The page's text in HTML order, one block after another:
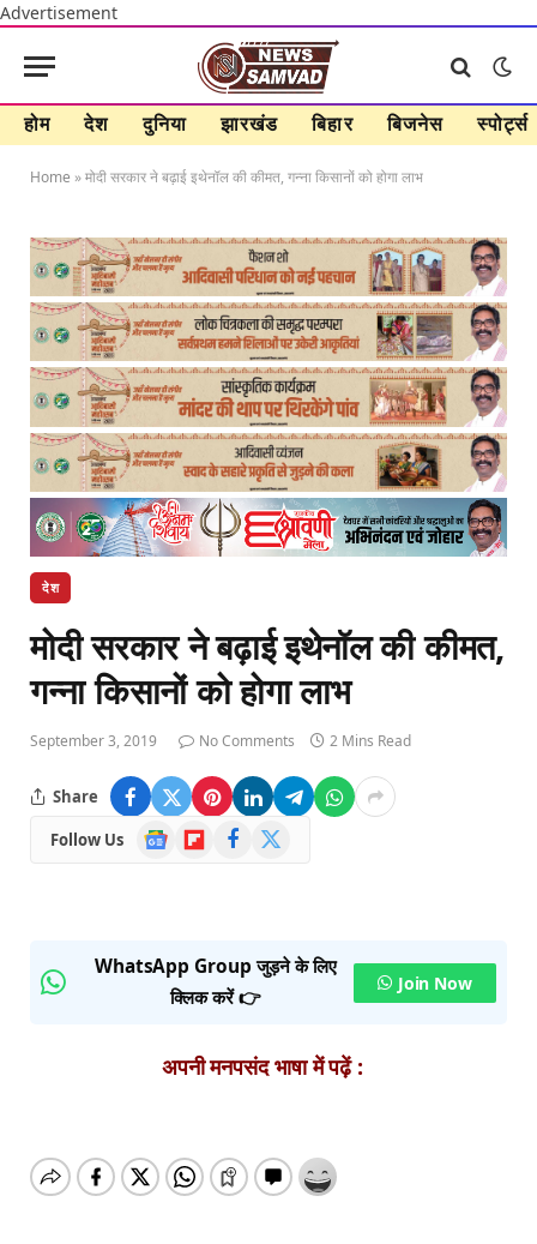
Advertisement
होम देश दुनिया झारखंड बिहार बिजनेस स्पोर्ट्स
Home »मोदी सरकार ने बढ़ाई इथेनॉल की कीमत, गन्ना किसानों को होगा लाभ
देश
मोदी सरकार ने बढ़ाई इथेनॉल की कीमत,
गन्ना किसानों को होगा लाभ
September 3, 2019 No Comments 2 Mins Read
Share
Follow Us
Google
News
FlipboardFacebook
WhatsApp Group जुड़ने के लिए
क्लिक करें 👉
Join Now
अपनी मनपसंद भाषा में पढ़ें :